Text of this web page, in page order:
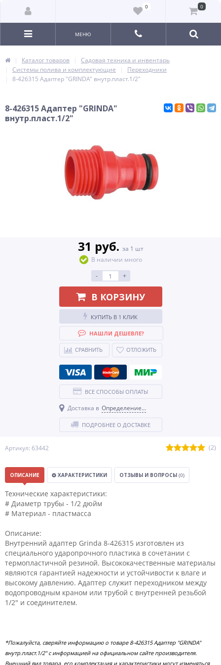
0 0
МЕНЮ
Каталог товаров
Садовая техника и инвентарь
Системы полива и комплектующие
Переходники
8-426315 Адаптер "GRINDA" внутр.пласт.1/2"
8-426315 Адаптер "GRINDA"
внутр.пласт.1/2"
Артикул: 63442 (2)
31 руб. за 1 шт
В наличии много
-
+
В КОРЗИНУ
КУПИТЬ В 1 КЛИК
НАШЛИ ДЕШЕВЛЕ?
СРАВНИТЬ ОТЛОЖИТЬ
ВСЕ СПОСОБЫ ОПЛАТЫ
Доставка в Определение...
ПОДРОБНЕЕ О ДОСТАВКЕ
ОПИСАНИЕ ХАРАКТЕРИСТИКИ ОТЗЫВЫ И ВОПРОСЫ (0)
Технические характеристики:
# Диаметр трубы - 1/2 дюйм
# Материал - пластмасса
Описание:
Внутренний адаптер Grinda 8-426315 изготовлен из
специального ударопрочного пластика в сочетании с
термопластичной резиной. Высококачественные материалы
являются гарантией надежности и устойчивости к влаге и
высокому давлению. Адаптер служит переходником между
водопроводным краном или трубой с внутренней резьбой
1/2" и соединителем.
*Пожалуйста, сверяйте информацию о товаре 8-426315 Адаптер "GRINDA"
внутр.пласт.1/2" с информацией на официальном сайте производителя.
Внешний вид товара, его комплектация и характеристики могут изменяться